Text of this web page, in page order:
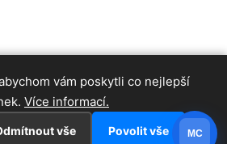
vám poskytli co nejlepší
Více informací.
vše Povolit vše MC